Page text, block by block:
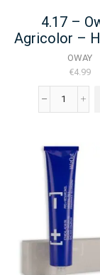
4.17 –
Agricolor –
– 100ML
OWAY
€4.99
4.17
Agricolor
Haarverf
-
100ML
aantal